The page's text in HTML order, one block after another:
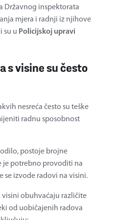
Državnog inspektorata
mjera i radnji iz njihove
su u Policijskoj upravi
s visine su često
nesreća često su teške
radnu sposobnost
postoje brojne
je potrebno provoditi na
se izvode radovi na visini.
visini obuhvaćaju različite
od uobičajenih radova